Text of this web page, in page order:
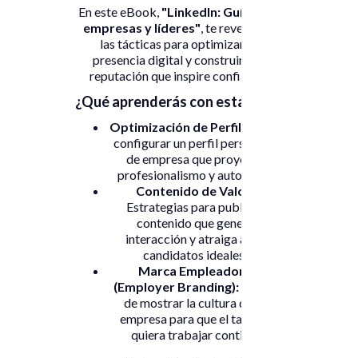
En este eBook, "LinkedIn: Guía para
empresas y líderes", te revelamos
las tácticas para optimizar tu
presencia digital y construir una
reputación que inspire confianza.
¿Qué aprenderás con esta guía?
Optimización de Perfil:
configurar un perfil personal y
de empresa que proyecte
profesionalismo y autoridad.
Contenido de Valor:
Estrategias para publicar
contenido que genere
interacción y atraiga a los
candidatos ideales.
Marca Empleadora
(Employer Branding):
de mostrar la cultura de tu
empresa para que el talento
quiera trabajar contigo.